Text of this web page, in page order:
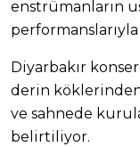
enstrümanların
performanslarıyla
Diyarbakır
derin
ve sahnede
belirtiliyor.